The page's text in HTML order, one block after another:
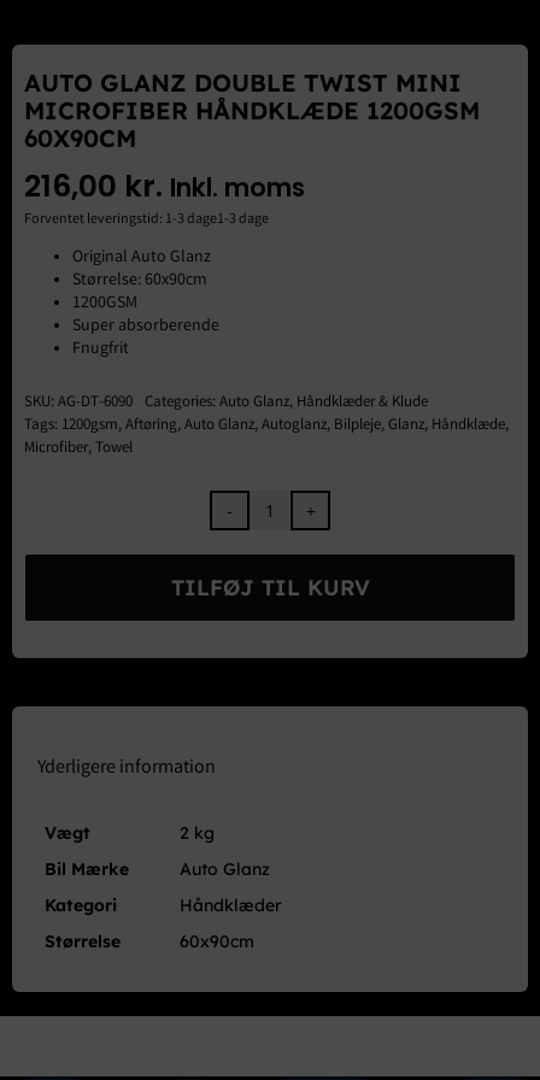
AUTO GLANZ DOUBLE TWIST MINI
MICROFIBER HÅNDKLÆDE 1200GSM
60X90CM
216,00 kr. Inkl. moms
Forventet leveringstid: 1-3 dage1-3 dage
Original Auto Glanz
Størrelse: 60x90cm
1200GSM
Super absorberende
Fnugfrit
SKU: AG-DT-6090 Categories: Auto Glanz, Håndklæder & Klude
Tags: 1200gsm,Aftøring,Auto Glanz,Autoglanz, Bilpleje,Glanz, Håndklæde,
Microfiber,Towel
Auto
Glanz
Double
Twist
Mini
Microfiber
1200GSM
TILFØJ TIL KURV
Yderligere information
Vægt
2 kg
Bil Mærke
Auto Glanz
Kategori
Håndklæder
Størrelse
60x90cm